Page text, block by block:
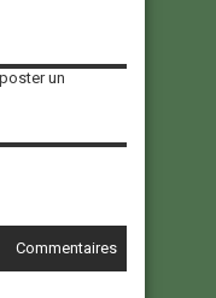
un
Commentaires